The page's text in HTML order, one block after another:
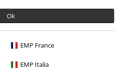
Ok
EMP France
EMP Italia